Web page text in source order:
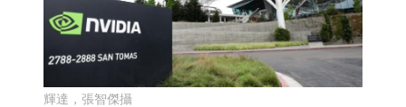
輝達，張智傑攝